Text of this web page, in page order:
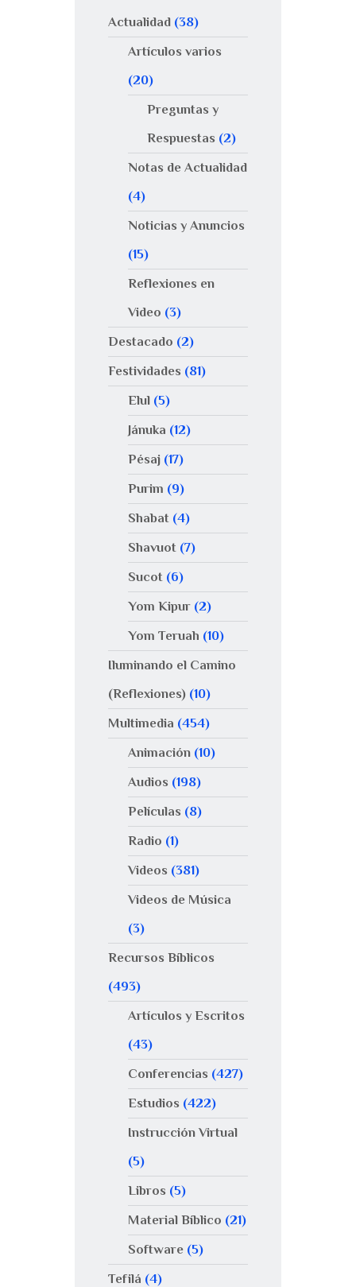
Actualidad (38)
Artículos varios
(20)
Preguntas y
Respuestas (2)
Notas de Actualidad
(4)
Noticias y Anuncios
(15)
Reflexiones en
Video (3)
Destacado (2)
Festividades (81)
Elul(5)
Jánuka (12)
Pésaj(17)
Purim (9)
Shabat(4)
Shavuot(7)
Sucot(6)
Yom Kipur(2)
Yom Teruah (10)
Iluminando el Camino
(Reflexiones) (10)
Multimedia (454)
Animación(10)
Audios (198)
Películas (8)
Radio (1)
Videos (381)
Videos de Música
(3)
Recursos Bíblicos
(493)
Artículos y Escritos
(43)
Conferencias (427)
Estudios (422)
Instrucción Virtual
(5)
Libros (5)
Material Bíblico (21)
Software(5)
Tefilá (4)